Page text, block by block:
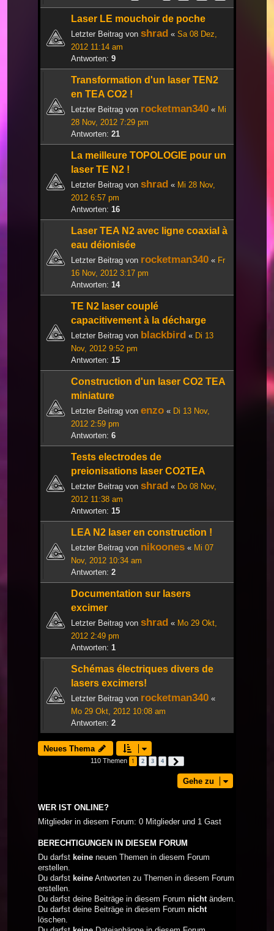
Laser LE mouchoir de poche
Letzter Beitrag von shrad « Sa 08 Dez,
2012 11:14 am
Antworten: 9
Transformation d'un laser TEN2
en TEA CO2 !
Letzter Beitrag von rocketman340 « Mi
28 Nov, 2012 7:29 pm
Antworten: 21
La meilleure TOPOLOGIE pour un
laser TE N2 !
Letzter Beitrag von shrad « Mi 28 Nov,
2012 6:57 pm
Antworten: 16
Laser TEA N2 avec ligne coaxial à
eau déionisée
Letzter Beitrag von rocketman340 « Fr
16 Nov, 2012 3:17 pm
Antworten: 14
TE N2 laser couplé
capacitivement à la décharge
Letzter Beitrag von blackbird « Di 13
Nov, 2012 9:52 pm
Antworten: 15
Construction d'un laser CO2 TEA
miniature
Letzter Beitrag von enzo « Di 13 Nov,
2012 2:59 pm
Antworten: 6
Tests electrodes de
preionisations laser CO2TEA
Letzter Beitrag von shrad « Do 08 Nov,
2012 11:38 am
Antworten: 15
LEA N2 laser en construction !
Letzter Beitrag von nikoones « Mi 07
Nov, 2012 10:34 am
Antworten: 2
Documentation sur lasers
excimer
Letzter Beitrag von shrad « Mo 29 Okt,
2012 2:49 pm
Antworten: 1
Schémas électriques divers de
lasers excimers!
Letzter Beitrag von rocketman340 «
Mo 29 Okt, 2012 10:08 am
Antworten: 2
Neues Thema
110 Themen 1 2 3 4
Gehe zu
WER IST ONLINE?
Mitglieder in diesem Forum: 0 Mitglieder und 1 Gast
BERECHTIGUNGEN IN DIESEM FORUM
Du darfst keine neuen Themen in diesem Forum
erstellen.
Du darfst keine Antworten zu Themen in diesem Forum
erstellen.
Du darfst deine Beiträge in diesem Forum nichtändern.
Du darfst deine Beiträge in diesem Forum nicht
löschen.